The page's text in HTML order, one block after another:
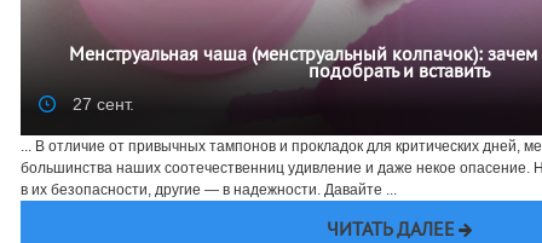
Менструальная чаша (менструальный колпачок):
подобрать и вставить
27 сент.
... В отличие от привычных тампонов и прокладок для критических дней,
большинства наших соотечественниц удивление и даже некое
в их безопасности, другие — в надежности. Давайте ...
ЧИТАТЬ ДАЛЕЕ